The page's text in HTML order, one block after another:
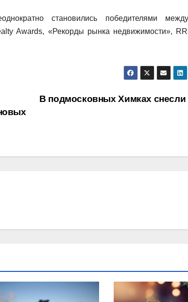
становились победителями
Awards, «Рекорды рынка недвижимости»,
В подмосковных Химках снесли